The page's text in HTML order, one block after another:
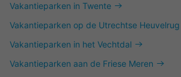
Vakantieparken in Twente
Vakantieparken op de Utrechtse Heuvelrug
Vakantieparken in het Vechtdal
Vakantieparken aan de Friese Meren